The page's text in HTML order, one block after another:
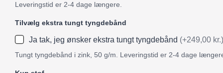
Leveringstid er 2-4 dage længere.
Tilvælg ekstra tungt tyngdebånd
Ja tak, jeg ønsker ekstra tungt tyngdebånd (+249,00 kr.)
Tungt tyngdebånd i zink, 50 g/m. Leveringstid er 2-4 dage